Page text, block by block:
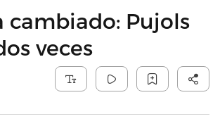
cambiado: Pujols
veces